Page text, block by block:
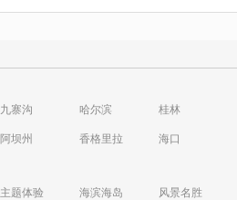
九寨沟 哈尔滨 桂林
阿坝州 香格里拉 海口
主题体验 海滨海岛 风景名胜